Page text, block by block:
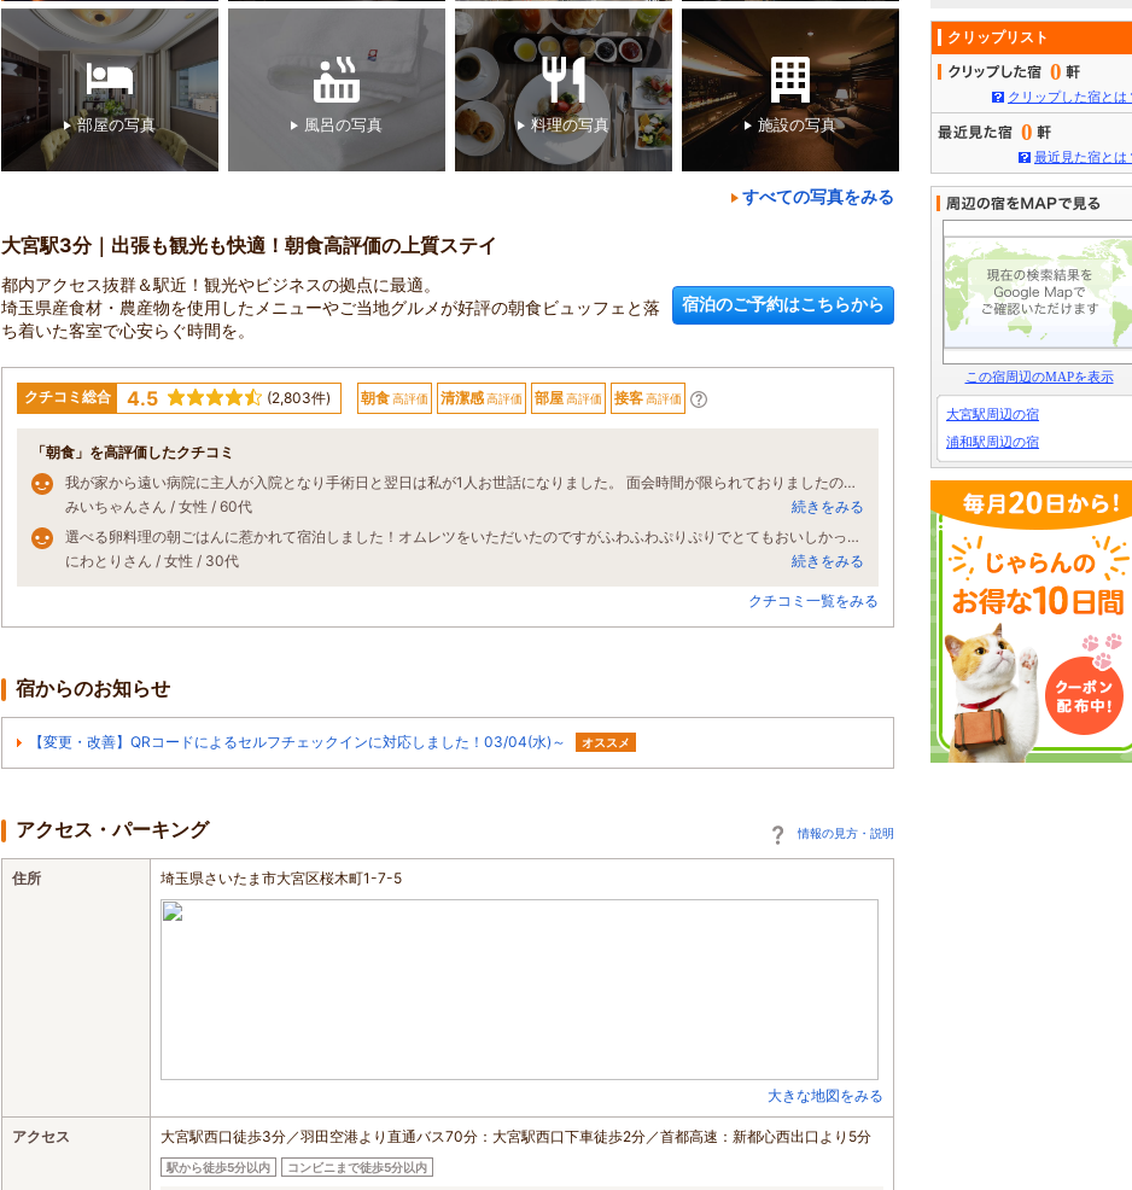
部屋の写真 風呂の写真 料理の写真 施設の写真
すべての写真をみる
大宮駅3分｜出張も観光も快適！朝食高評価の上質ステイ
都内アクセス抜群＆駅近！観光やビジネスの拠点に最適。
埼玉県産食材・農産物を使用したメニューやご当地グルメが好評の朝食ビュッフェと落
ち着いた客室で心安らぐ時間を。
宿泊のご予約はこちらから
クチコミ総合 4.5 (2,803件) 朝食高評価 清潔感高評価 部屋高評価 接客高評価
「朝食」を高評価したクチコミ
我が家から遠い病院に主人が入院となり手術日と翌日は私が1人お世話になりました。 面会時間が限られておりましたので、手術前は氷川神社に無事を願いお参りをして、術後は川越にお礼参りをしました。ホテル全体に流れる空気感が穏やかで1人で泊まってもドキドキせずに済みました。ありがとうございました。
みいちゃんさん / 女性 / 60代
続きをみる
選べる卵料理の朝ごはんに惹かれて宿泊しました！オムレツをいただいたのですがふわふわぷりぷりでとてもおいしかったです。その他の朝食バイキングのメニューも地元埼玉にちなんだものがたくさんあり、お腹がぱつぱつになるまで食べてしまいました。おいしい朝ごはんが食べたい時はまたここに泊まろうと思います。
にわとりさん / 女性 / 30代
続きをみる
クチコミ一覧をみる
宿からのお知らせ
【変更・改善】QRコードによるセルフチェックインに対応しました！03/04(水)～ オススメ
アクセス・パーキング 情報の見方・説明
住所 埼玉県さいたま市大宮区桜木町1-7-5
大きな地図をみる
アクセス 大宮駅西口徒歩3分／羽田空港より直通バス70分：大宮駅西口下車徒歩2分／首都高速：新都心西出口より5分
駅から徒歩5分以内 コンビニまで徒歩5分以内
クリップリスト
0
クリップした宿とは
0
最近見た宿とは
この宿周辺のMAPを表示
大宮駅周辺の宿
浦和駅周辺の宿